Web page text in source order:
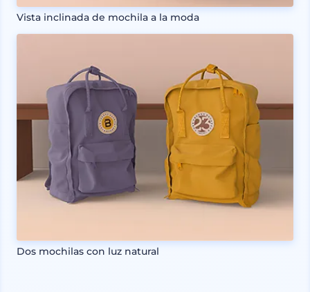
Vista inclinada de mochila a la moda
Dos mochilas con luz natural